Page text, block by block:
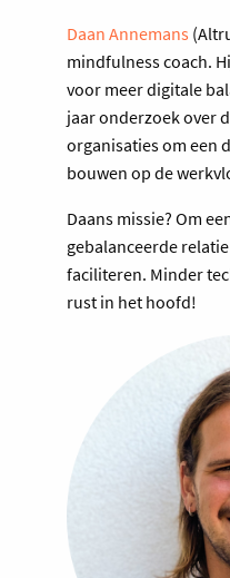
Daan Annemans
mindfulness coach.
voor meer digitale
jaar onderzoek over
organisaties om een
bouwen op de
Daans missie? Om
gebalanceerde
faciliteren. Minder
rust in het hoofd!